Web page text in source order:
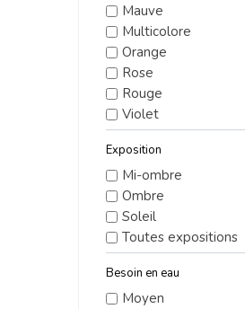
Mauve
Multicolore
Orange
Rose
Rouge
Violet
Exposition
Mi-ombre
Ombre
Soleil
Toutes expositions
Besoin en eau
Moyen